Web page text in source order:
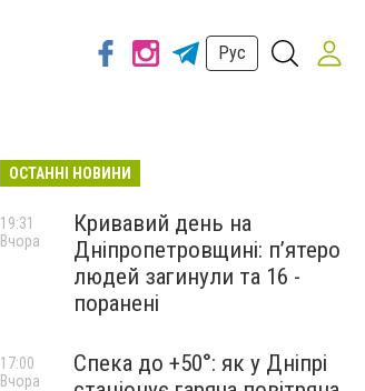
Рус
ОСТАННІ НОВИНИ
Кривавий день на
Дніпропетровщині: п’ятеро
людей загинули та 16 -
поранені
19:31
Вчора
Спека до +50°: як у Дніпрі
17:00
Вчора